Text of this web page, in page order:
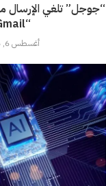
“جوجل” تلغي الإرسال
“Gmail”
أغسطس 6, 2026